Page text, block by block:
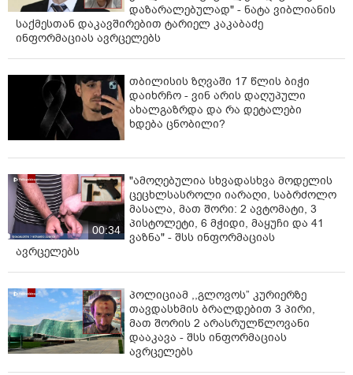
დაზარალებულად" - ნატა ვიბლიანის
საქმესთან დაკავშირებით ტარიელ კაკაბაძე
ინფორმაციას ავრცელებს
თბილისის ზღვაში 17 წლის ბიჭი
დაიხრჩო - ვინ არის დაღუპული
ახალგაზრდა და რა დეტალები
ხდება ცნობილი?
00:34
"ამოღებულია სხვადასხვა მოდელის
ცეცხლსასროლი იარაღი, საბრძოლო
მასალა, მათ შორი: 2 ავტომატი, 3
პისტოლეტი, 6 მჭიდი, მაყუჩი და 41
ვაზნა" - შსს ინფორმაციას
ავრცელებს
პოლიციამ ,,გლოვოს” კურიერზე
თავდასხმის ბრალდებით 3 პირი,
მათ შორის 2 არასრულწლოვანი
დააკავა - შსს ინფორმაციას
ავრცელებს